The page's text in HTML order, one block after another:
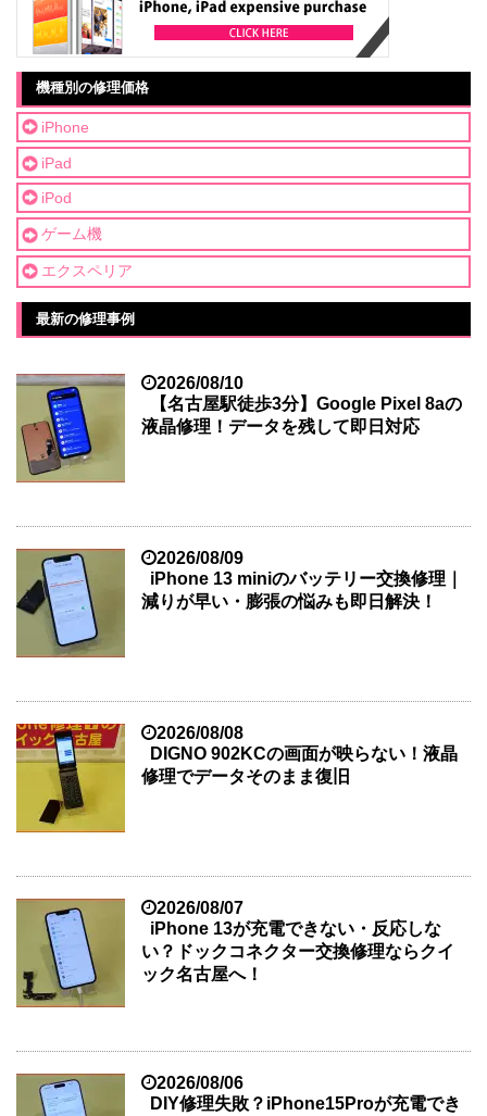
機種別の修理価格
iPhone
iPad
iPod
ゲーム機
エクスペリア
最新の修理事例
2026/08/10
【名古屋駅徒歩3分】Google Pixel 8aの
液晶修理！データを残して即日対応
2026/08/09
iPhone 13 miniのバッテリー交換修理｜
減りが早い・膨張の悩みも即日解決！
2026/08/08
DIGNO 902KCの画面が映らない！液晶
修理でデータそのまま復旧
2026/08/07
iPhone 13が充電できない・反応しな
い？ドックコネクター交換修理ならクイ
ック名古屋へ！
2026/08/06
DIY修理失敗？iPhone15Proが充電でき